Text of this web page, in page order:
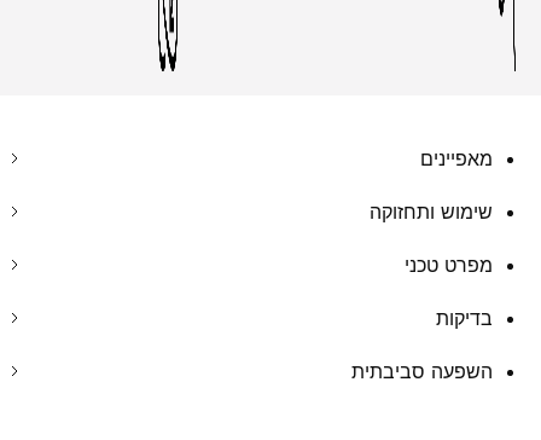
מאפיינים
שימוש ותחזוקה
מפרט טכני
בדיקות
השפעה סביבתית